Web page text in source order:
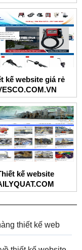
kế website giá rẻ
kế website
thiết kế web